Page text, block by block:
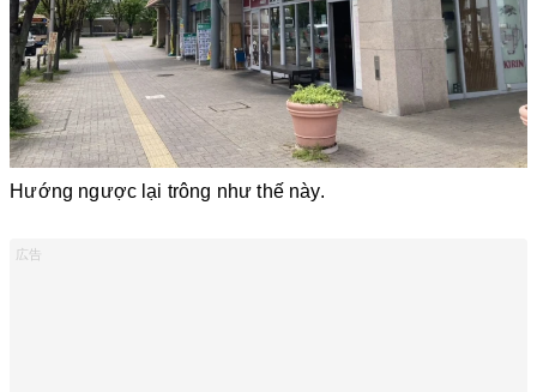
Hướng ngược lại trông như thế này.